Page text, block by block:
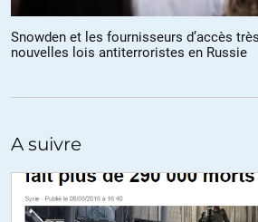
Je suis au courant,mais je pense que
rapport à l’interventionnisme tout azimut
beachelienne de « droit d’ingérence » ,car
sauver des vies,donc dans la
aux peuples que les guerres sont là pour
kosovars(ethnie n’ayant jamais existé) du
rappel:le traitre,génocideur,le
Snowden et les fournisseurs d’accès
nouvelles lois antiterroristes en Russie
A suivre